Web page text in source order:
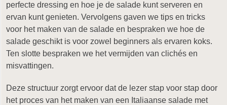
perfecte dressing en hoe je de salade kunt serveren en
ervan kunt genieten. Vervolgens gaven we tips en tricks
voor het maken van de salade en bespraken we hoe de
salade geschikt is voor zowel beginners als ervaren koks.
Ten slotte bespraken we het vermijden van clichés en
misvattingen.
Deze structuur zorgt ervoor dat de lezer stap voor stap door
het proces van het maken van een Italiaanse salade met